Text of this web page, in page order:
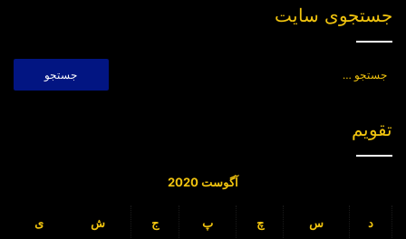
جستجوی سایت
تقویم
آگوست 2020
د س چ پ ج ش ی